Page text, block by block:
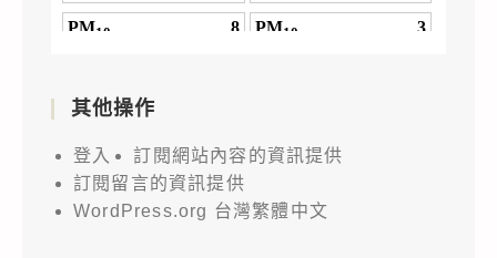
其他操作
登入
訂閱網站內容的資訊提供
訂閱留言的資訊提供
WordPress.org 台灣繁體中文